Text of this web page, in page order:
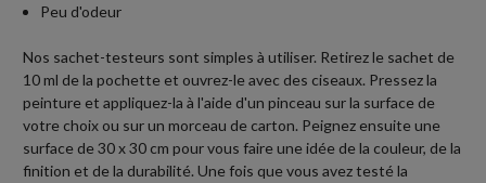
Peu d'odeur
Nos sachet-testeurs sont simples à utiliser. Retirez le sachet de
10 ml de la pochette et ouvrez-le avec des ciseaux. Pressez la
peinture et appliquez-la à l'aide d'un pinceau sur la surface de
votre choix ou sur un morceau de carton. Peignez ensuite une
surface de 30 x 30 cm pour vous faire une idée de la couleur, de la
finition et de la durabilité. Une fois que vous avez testé la